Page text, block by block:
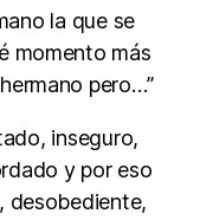
la que se
momento más
pero…”
inseguro,
y por eso
desobediente,